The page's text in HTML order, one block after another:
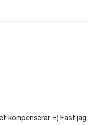
kompenserar =) Fast jag